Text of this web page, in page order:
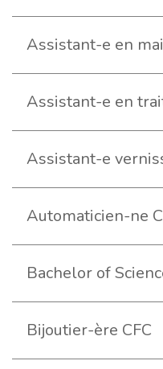
Bijoutier-ère CFC